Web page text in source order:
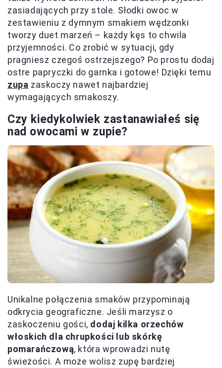
zasiadających przy stole. Słodki owoc w
zestawieniu z dymnym smakiem wędzonki
tworzy duet marzeń – każdy kęs to chwila
przyjemności. Co zrobić w sytuacji, gdy
pragniesz czegoś ostrzejszego? Po prostu dodaj
ostre papryczki do garnka i gotowe! Dzięki temu
zupa zaskoczy nawet najbardziej
wymagających smakoszy.
Czy kiedykolwiek zastanawiałeś się
nad owocami w zupie?
Unikalne połączenia smaków przypominają
odkrycia geograficzne. Jeśli marzysz o
zaskoczeniu gości, dodaj kilka orzechów
włoskich dla chrupkości lub skórkę
pomarańczową, która wprowadzi nutę
świeżości. A może wolisz zupę bardziej